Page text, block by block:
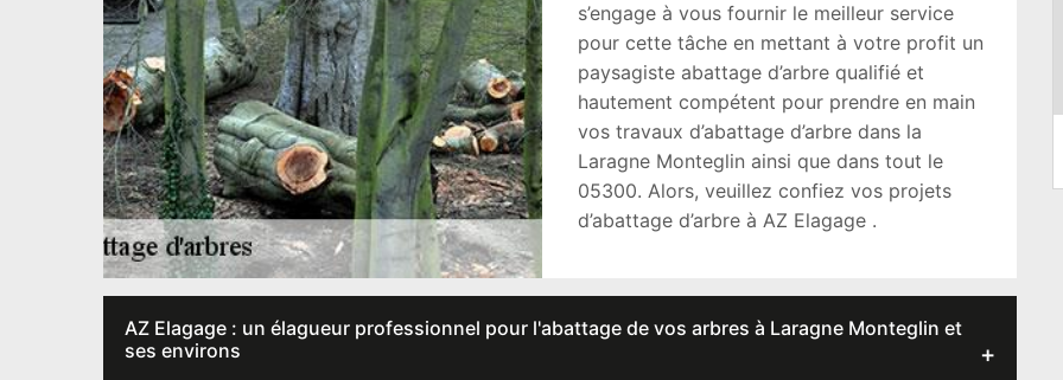
s’engage à vous fournir le meilleur service
pour cette tâche en mettant à votre profit un
paysagiste abattage d’arbre qualifié et
hautement compétent pour prendre en main
vos travaux d’abattage d’arbre dans la
Laragne Monteglin ainsi que dans tout le
05300. Alors, veuillez confiez vos projets
d’abattage d’arbre à AZ Elagage .
AZ Elagage : un élagueur professionnel pour l'abattage de vos arbres à Laragne Monteglin et
ses environs